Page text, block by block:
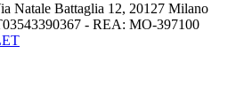
Natale Battaglia 12, 20127 Milano
- REA: MO-397100